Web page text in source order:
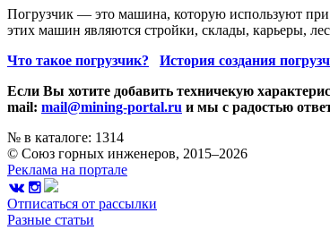
Погрузчик — это машина, которую используют при
этих машин являются стройки, склады, карьеры,
Что такое погрузчик?
История создания
Если Вы хотите добавить техничекую
mail: mail@mining-portal.ru и мы с радостью
№ в каталоге: 1314
© Союз горных инженеров, 2015–2026
Реклама на портале
Отписаться от рассылки
Разные статьи